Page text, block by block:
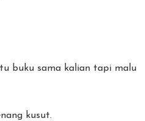
buku sama kalian tapi malu
kusut.